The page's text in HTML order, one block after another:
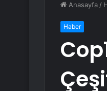
Anasayfa /
Haber